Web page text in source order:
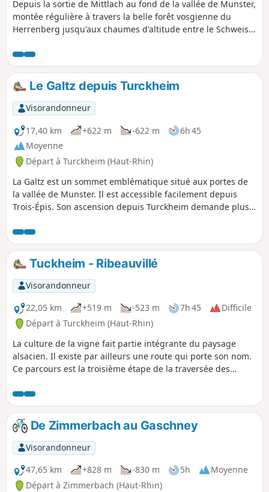
Depuis la sortie de Mittlach au fond de la vallée de Munster,
montée régulière à travers la belle forêt vosgienne du
Herrenberg jusqu'aux chaumes d'altitude entre le Schweisel
permettant de profiter d'une vue à 360° sur les montagnes
(Grand Ballon, Hohneck...) et vallées environnantes ainsi
que sur les massifs plus lointains (Alpes suisses, Forêt
Noire...) en cas de ciel dégagé;
Le Galtz depuis Turckheim
Visorandonneur
17,40 km
+622 m -622 m
6h 45
Moyenne
Départ à Turckheim (Haut-Rhin)
La Galtz est un sommet emblématique situé aux portes de
la vallée de Munster. Il est accessible facilement depuis
Trois-Épis. Son ascension depuis Turckheim demande plus
du parcours sont forestiers. Le retour, en arrivant aux
portes d'Ammerschir, se fait entièrement dans les vignes,
en traversant deux villages : Katzenthal et
Niedermorschwihr. Le patrimoine est aussi très bien
représenté, d'abord à Turckheim, puis dans les autres
villages traversés, ainsi qu'au Christ rédempteur, érigé en
souvenir de la Première guerre mondiale. Depuis cette
statue du Christ, au sommet du Galtz, le panorama est
magnifique, tant sur la montagne que sur la plaine.
Tuckheim - Ribeauvillé
Visorandonneur
22,05 km
+519 m -523 m 7h 45
Difficile
Départ à Turckheim (Haut-Rhin)
La culture de la vigne fait partie intégrante du paysage
alsacien. Il existe par ailleurs une route qui porte son nom.
Ce parcours est la troisième étape de la traversée des
points de vue sont très nombreux voire même
omniprésents en dehors des villages. Ces derniers sont très
typiques avec de jolies maisons à colombages et ont un
charme indéniable. Le patrimoine est lui aussi tout aussi
bien représenté.
De Zimmerbach au Gaschney
Visorandonneur
47,65 km
+828 m -830 m 5h
Moyenne
Départ à Zimmerbach (Haut-Rhin)